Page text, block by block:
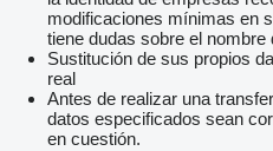
modificaciones mínimas en
tiene dudas sobre el nombre
Sustitución de sus propios
real
Antes de realizar una
datos especificados sean
en cuestión.